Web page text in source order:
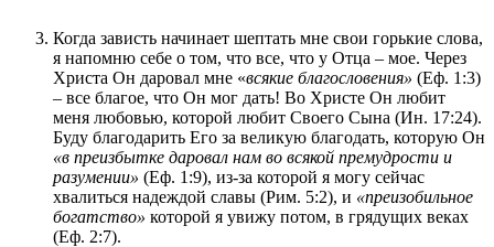
Когда зависть начинает шептать мне свои горькие слова,
я напомню себе о том, что все, что у Отца – мое. Через
Христа Он даровал мне «всякие благословения» (Еф. 1:3)
– все благое, что Он мог дать! Во Христе Он любит
меня любовью, которой любит Своего Сына (Ин. 17:24).
Буду благодарить Его за великую благодать, которую Он
«в преизбытке даровал нам во всякой премудрости и
разумении» (Еф. 1:9), из-за которой я могу сейчас
хвалиться надеждой славы (Рим. 5:2), и «преизобильное
богатство» которой я увижу потом, в грядущих веках
(Еф. 2:7).